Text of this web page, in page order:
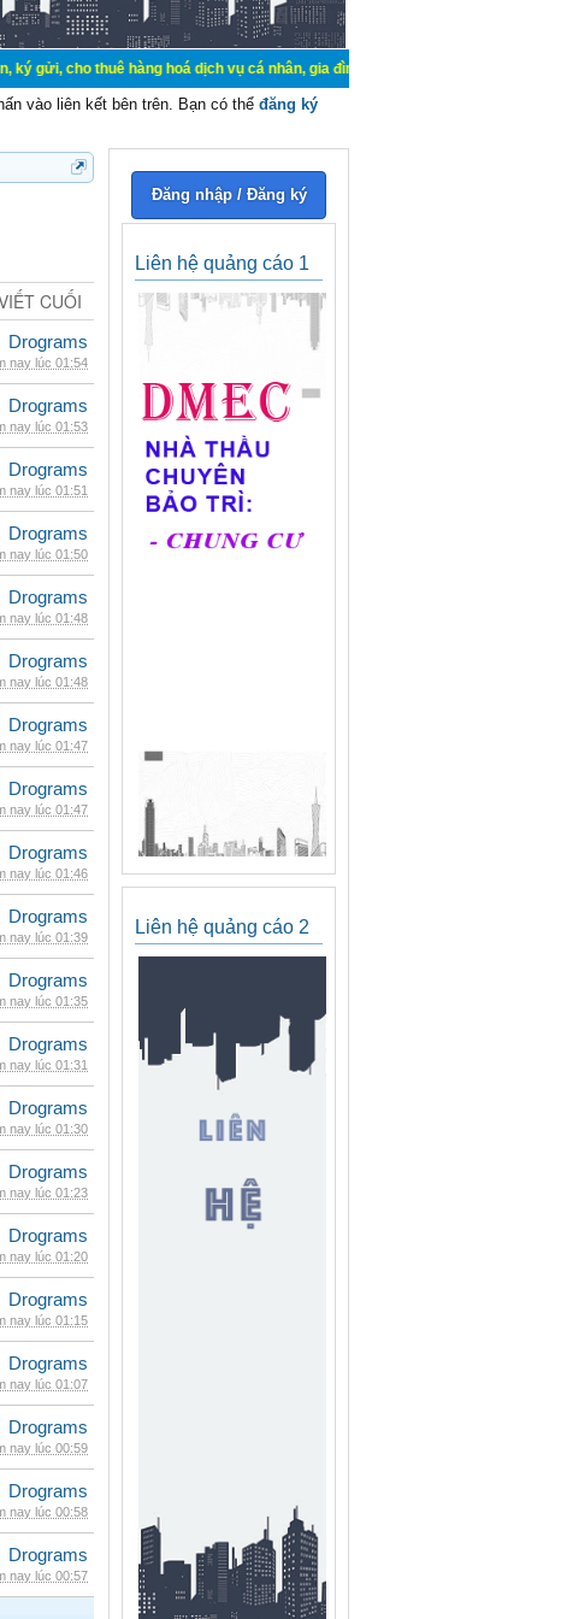
hàng hoá dịch vụ cá nhân, gia đình. Mua bán, ký gửi, cho thuê thiết bị hệ
vào liên kết bên trên. Bạn có thể đăng ký
CUỐI
Drograms
nay lúc 01:54
Drograms
nay lúc 01:53
Drograms
nay lúc 01:51
Drograms
nay lúc 01:50
Drograms
nay lúc 01:48
Drograms
nay lúc 01:48
Drograms
nay lúc 01:47
Drograms
nay lúc 01:47
Drograms
nay lúc 01:46
Drograms
nay lúc 01:39
Drograms
nay lúc 01:35
Drograms
nay lúc 01:31
Drograms
nay lúc 01:30
Drograms
nay lúc 01:23
Drograms
nay lúc 01:20
Drograms
nay lúc 01:15
Drograms
nay lúc 01:07
Drograms
nay lúc 00:59
Drograms
nay lúc 00:58
Drograms
nay lúc 00:57
Đăng nhập / Đăng ký
Liên hệ quảng cáo 1
Liên hệ quảng cáo 2